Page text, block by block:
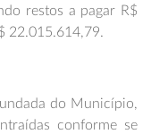
restos a pagar R$
22.015.614,79.
do Município,
conforme se